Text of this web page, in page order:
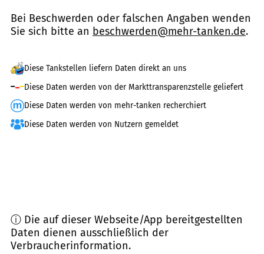
Bei Beschwerden oder falschen Angaben wenden
Sie sich bitte an beschwerden@mehr-tanken.de.
Diese Tankstellen liefern Daten direkt an uns
Diese Daten werden von der Markttransparenzstelle geliefert
Diese Daten werden von mehr-tanken recherchiert
Diese Daten werden von Nutzern gemeldet
ⓘ Die auf dieser Webseite/App bereitgestellten
Daten dienen ausschließlich der
Verbraucherinformation.